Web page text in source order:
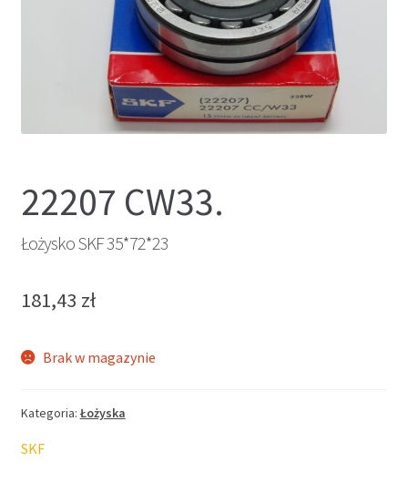
22207 CW33.
Łożysko SKF 35*72*23
181,43 zł
Brak w magazynie
Kategoria: Łożyska
SKF